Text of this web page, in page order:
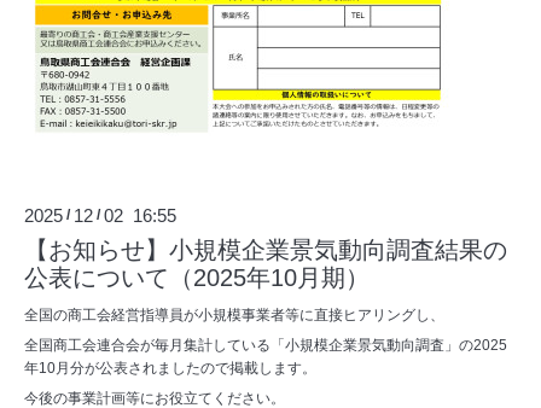
2025 / 12 /02 16:55
【お知らせ】小規模企業景気動向調査結果の
公表について（2025年10月期）
全国の商工会経営指導員が小規模事業者等に直接ヒアリングし、
全国商工会連合会が毎月集計している「小規模企業景気動向調査」の2025
年10月分が公表されましたので掲載します。
今後の事業計画等にお役立てください。